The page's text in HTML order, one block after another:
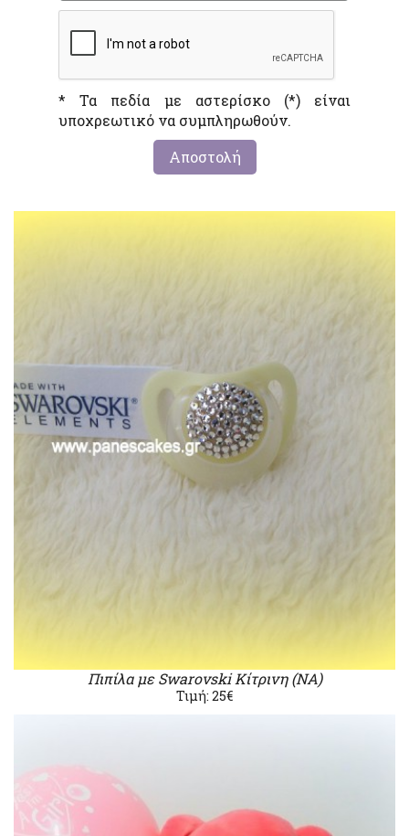
* Τα πεδία με αστερίσκο (*) είναι
υποχρεωτικό να συμπληρωθούν.
Πιπίλα με Swarovski Κίτρινη (ΝΑ)
Τιμή: 25€